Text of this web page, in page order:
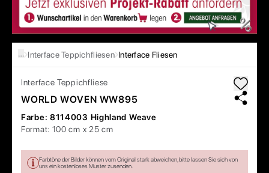
… Interface Teppichfliesen Interface Fliesen
Interface Teppichfliese
WORLD WOVEN WW895
Farbe: 8114003 Highland Weave
Format: 100 cm x 25 cm
Farbtöne der Bilder können vom Original stark abweichen, bitte lassen Sie sich von
uns ein kostenloses Muster zusenden.